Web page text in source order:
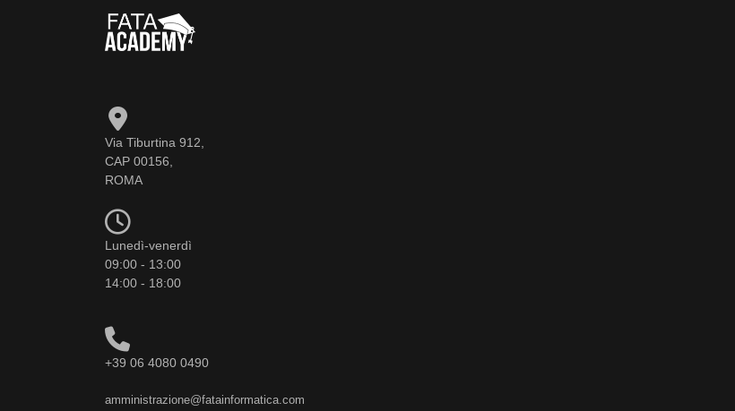
Via Tiburtina 912,
CAP 00156,
ROMA
Lunedì-venerdì
09:00 - 13:00
14:00 - 18:00
+39 06 4080 0490
amministrazione@fatainformatica.com